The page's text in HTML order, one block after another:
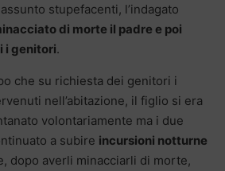
stupefacenti, l’indagato
di morte il padre e poi
i genitori.
che su richiesta dei genitori i
nell’abitazione, il figlio si era
volontariamente ma i due
a subire incursioni notturne
dopo averli minacciarli di morte,